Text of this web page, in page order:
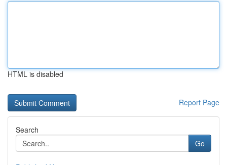
HTML is disabled
Report Page
Search
Go